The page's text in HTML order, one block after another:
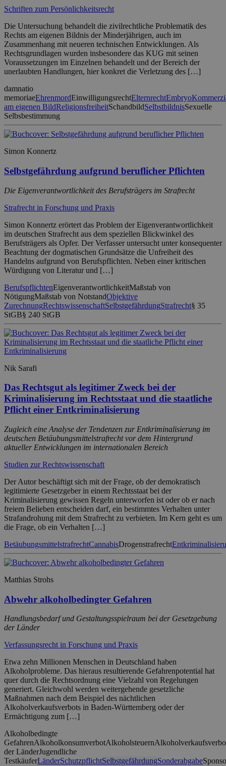
Schriften zum Persönlichkeitsrecht
Die Untersuchung behandelt die zivilrechtliche Problematik des
Rechts am eigenen Bildnis der Minderjährigen, auch im
Zusammenhang mit neueren technischen Entwicklungen. Als
Rechtsgrundlagen wurden insbesondere das KUG mit seinen
Voraussetzungen im Einzelnen behandelt und der Bereich der
unerlaubten Handlungen, hier konkret die Verletzung des […]
damnatio
memoriaeEhrenmordEinwilligungsrechtElternrechtEmbryo
am eigenen BildReligionsfreiheitSchandbildSelbstbildnisSexuelle
Selbsbestimmung
Simon Konnertz
Selbstgefährdung aufgrund beruflicher Pflichten
Die Eigenverantwortlichkeit des Berufsträgers im Strafrecht
Strafrecht in Forschung und Praxis
Simon Konnertz erörtert das Problem der Eigenverantwortlichkeit
im deutschen Strafrecht aus dem speziellen Blickwinkel des
Berufsträgers als Opfer. Der Verfasser untersucht unter konsequenter
Beachtung der dogmatischen Grundsätze die Unfreiheit des
Handelns aufgrund von Berufspflichten. Neben einer kritischen
Würdigung von Literatur und […]
BerufspflichtenEigenverantwortlichkeitMaßstab von
NötigungMaßstab von NotstandObjektive
ZurechnungRechtswissenschaftSelbstgefährdungStrafrecht§ 35
StGB§ 240 StGB
Nik Sarafi
Das Rechtsgut als legitimer Zweck bei der
Kriminalisierung im Rechtsstaat und die staatliche
Pflicht einer Entkriminalisierung
Zugleich eine Analyse der Tendenzen zur Entkriminalisierung im
deutschen Betäubungsmittelstrafrecht vor dem Hintergrund
aktueller Entwicklungen im internationalen Bereich
Studien zur Rechtswissenschaft
Der Autor beschäftigt sich mit der Frage, ob der demokratisch
legitimierte Gesetzgeber in einem Rechtsstaat bei der
Kriminalisierung gewissen Regeln unterworfen ist oder ob er nach
freiem Belieben entscheiden darf, ein bestimmtes Verhalten unter
Strafandrohung mit dem Strafrecht zu verbieten. Im Kern geht es um
die Frage, ob ein Verhalten […]
BetäubungsmittelstrafrechtCannabisDrogenstrafrecht
Matthias Strohs
Abwehr alkoholbedingter Gefahren
Handlungsbedarf und Gestaltungsspielraum bei der Gesetzgebung
der Länder
Verfassungsrecht in Forschung und Praxis
Etwa zehn Millionen Menschen in Deutschland haben
Alkoholprobleme. Das hieraus resultierende Gefahrenpotential hat
quer durch die Rechtsordnung eine Vielzahl von Regelungen
generiert. Gleichwohl werden weitergehende gesetzliche
Maßnahmen nach dem Beispiel des nächtlichen
Alkoholverkaufsverbots in Baden-Württemberg oder der
Ermächtigung zum […]
Alkoholbedingte
GefahrenAlkoholkonsumverbotAlkoholsteuern
der LänderJugendliche
TestkäuferLänderSchutzpflichtSelbstgefährdungSonderabgabe